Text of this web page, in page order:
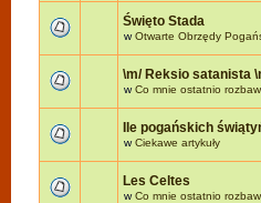
Święto Stada
wOtwarte Obrzędy
\m/ Reksio satanista
wCo mnie ostatnio
Ile pogańskich
wCiekawe artykuły
Les Celtes
wCo mnie ostatnio